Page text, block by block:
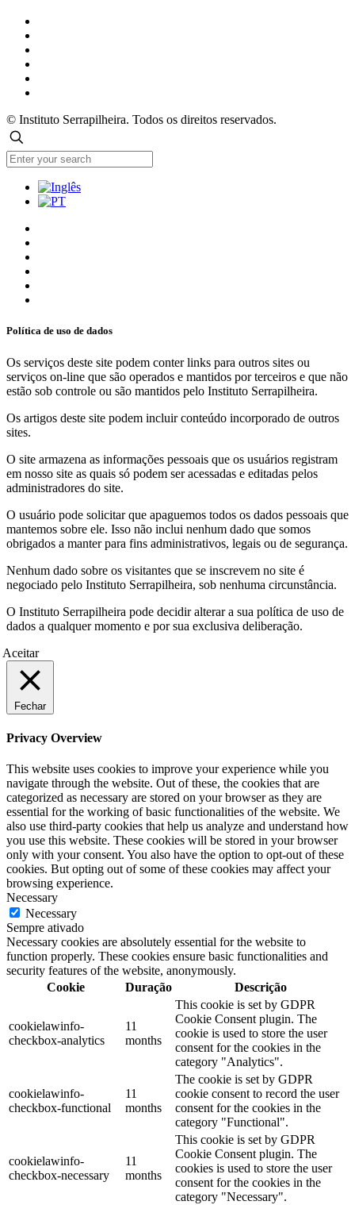
© Instituto Serrapilheira. Todos os direitos reservados.
Política de uso de dados
Os serviços deste site podem conter links para outros sites ou
serviços on-line que são operados e mantidos por terceiros e que não
estão sob controle ou são mantidos pelo Instituto Serrapilheira.
Os artigos deste site podem incluir conteúdo incorporado de outros
sites.
O site armazena as informações pessoais que os usuários registram
em nosso site as quais só podem ser acessadas e editadas pelos
administradores do site.
O usuário pode solicitar que apaguemos todos os dados pessoais que
mantemos sobre ele. Isso não inclui nenhum dado que somos
obrigados a manter para fins administrativos, legais ou de segurança.
Nenhum dado sobre os visitantes que se inscrevem no site é
negociado pelo Instituto Serrapilheira, sob nenhuma circunstância.
O Instituto Serrapilheira pode decidir alterar a sua política de uso de
dados a qualquer momento e por sua exclusiva deliberação.
Aceitar
Fechar
Privacy Overview
This website uses cookies to improve your experience while you
navigate through the website. Out of these, the cookies that are
categorized as necessary are stored on your browser as they are
essential for the working of basic functionalities of the website. We
also use third-party cookies that help us analyze and understand how
you use this website. These cookies will be stored in your browser
only with your consent. You also have the option to opt-out of these
cookies. But opting out of some of these cookies may affect your
browsing experience.
Necessary
Necessary
Sempre ativado
Necessary cookies are absolutely essential for the website to
function properly. These cookies ensure basic functionalities and
security features of the website, anonymously.
Cookie
Duração Descrição
cookielawinfo-
checkbox-analytics
11
months
This cookie is set by GDPR
Cookie Consent plugin. The
cookie is used to store the user
consent for the cookies in the
category "Analytics".
cookielawinfo-
checkbox-functional
11
months
The cookie is set by GDPR
cookie consent to record the user
consent for the cookies in the
category "Functional".
cookielawinfo-
checkbox-necessary
11
months
This cookie is set by GDPR
Cookie Consent plugin. The
cookies is used to store the user
consent for the cookies in the
category "Necessary".